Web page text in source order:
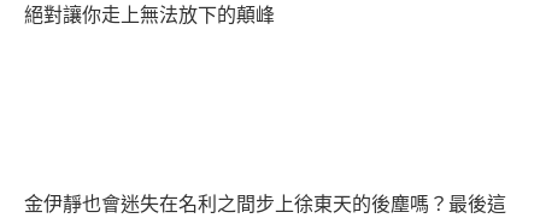
絕對讓你走上無法放下的顛峰
金伊靜也會迷失在名利之間步上徐東天的後塵嗎？最後這